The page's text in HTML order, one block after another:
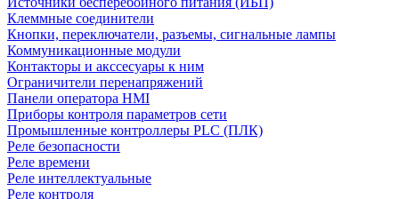
Клеммные соединители
Кнопки, переключатели, разъемы, сигнальные лампы
Коммуникационные модули
Контакторы и акссесуары к ним
Ограничители перенапряжений
Панели оператора HMI
Приборы контроля параметров сети
Промышленные контроллеры PLC (ПЛК)
Реле безопасности
Реле времени
Реле интеллектуальные
Реле контроля